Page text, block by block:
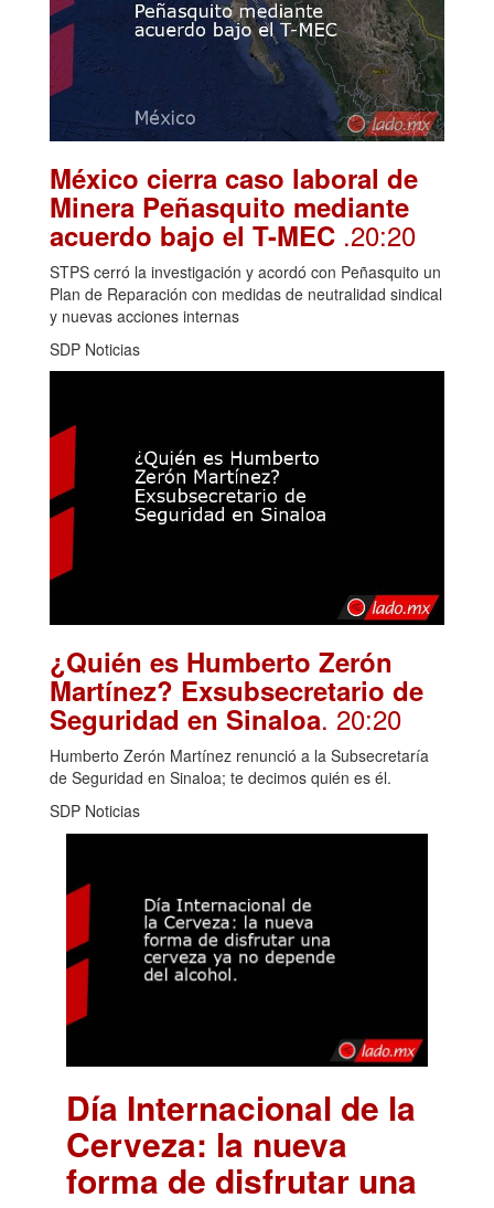
México cierra caso laboral de
Minera Peñasquito mediante
acuerdo bajo el T-MEC .20:20
STPS cerró la investigación y acordó con Peñasquito un
Plan de Reparación con medidas de neutralidad sindical
y nuevas acciones internas
SDP Noticias
¿Quién es Humberto Zerón
Martínez? Exsubsecretario de
Seguridad en Sinaloa. 20:20
Humberto Zerón Martínez renunció a la Subsecretaría
de Seguridad en Sinaloa; te decimos quién es él.
SDP Noticias
Día Internacional de la
Cerveza: la nueva
forma de disfrutar una